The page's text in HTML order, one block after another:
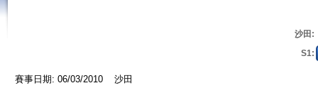
沙田:
S1:
賽事日期: 06/03/2010 沙田